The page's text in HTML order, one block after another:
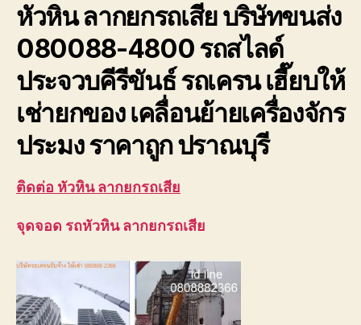
บริษัท
ขนส่ง
หัวหิน ลากยกรถเสียบริษัทขนส่ง
080088-4800 รถสไลด์
ประจวบคีรีขันธ์ รถเครน เฮี๊ยบให้
เช่ายกของ เคลื่อนย้ายเครื่องจักร
ประมง ราคาถูก ปราณบุรี
ติดต่อ หัวหิน ลากยกรถเสีย
จุดจอด รถหัวหิน ลากยกรถเสีย